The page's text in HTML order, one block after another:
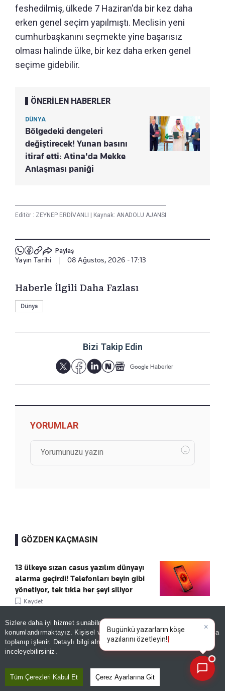
Sizlere daha iyi hizmet sunabilmek adına sitemizde
konumlandırmaktayız. Kişisel verileriniz, KVKK ve GDPR kapsamında
toplanıp işlenir. Detaylı bilgi almak içinAydınlatma Metnimizi
inceleyebilirsiniz.
Tüm Çerezleri Kabul Et Çerez Ayarlarına Git
feshedilmiş, ülkede 7 Haziran'da bir kez daha
erken genel seçim yapılmıştı. Meclisin yeni
cumhurbaşkanını seçmekte yine başarısız
olması halinde ülke, bir kez daha erken genel
seçime gidebilir.
ÖNERİLEN HABERLER
DÜNYA
Bölgedeki dengeleri
değiştirecek! Yunan basını
itiraf etti: Atina'da Mekke
Anlaşması paniği
Editör : ZEYNEP ERDİVANLI Kaynak: ANADOLU AJANSI
Paylaş
Yayın Tarihi 08 Ağustos, 2026 - 17:13
Haberle İlgili Daha Fazlası
Dünya
Bizi Takip Edin
YORUMLAR
GÖZDEN KAÇMASIN
13 ülkeye sızan casus yazılım dünyayı
alarma geçirdi! Telefonları beyin gibi
yönetiyor, tek tıkla her şeyi siliyor
Kaydet
50 BİN TL TAKSİT, 7 AYDA TESLİM
Kaydet
Homeros’u hatırladılar, Troya’yı
Bugünkü yazarların k